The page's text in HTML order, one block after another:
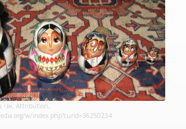
By UnfacedMan – אני צילמתי, Attribution,
w/index.php?curid=36250234